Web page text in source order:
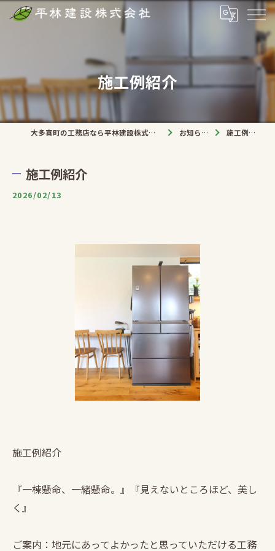
施工例紹介
大多喜町の工務店なら平林建設株式会社 お知らせ 施工例紹介
施工例紹介
2026/02/13
施工例紹介
『一棟懸命、一緒懸命。』『見えないところほど、美し
く』
ご案内：地元にあってよかったと思っていただける工務